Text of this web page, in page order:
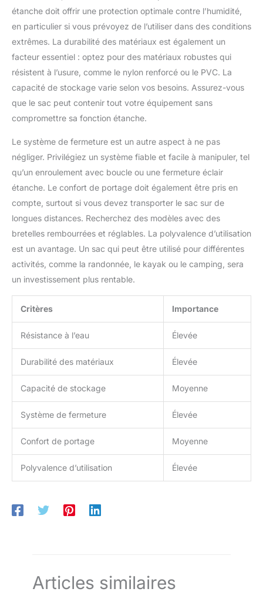
complète. Lorsqu'il n'est
pas utilisé, le sac peut
être facilement plié dans
une taille compacte, ce
qui le rend facile à
transporter. En outre, sa
nettoyage facile.
Multifonction : le sac
étanche peut flotter sur
roulé et attaché, vous
pouvez facilement garder
vos portefeuilles, clés,
chaussures,
couvertures, sac de
couchage, sac à dos,
etc. Parfait pour la
plongée, le kayak, la
navigation, la voile, le
canoë, le surf, la pêche,
le rafting, la randonnée,
de plage, etc. Un
excellent cadeau de
vacances pour la famille
sac de rangement pour
vêtements, livres, collations,
portefeuilles, documents,
montres, bijoux, etc. C'est le
premier choix pour les voyages
étanche doit offrir une protection optimale contre l’humidité,
en particulier si vous prévoyez de l’utiliser dans des conditions
extrêmes. La durabilité des matériaux est également un
facteur essentiel : optez pour des matériaux robustes qui
résistent à l’usure, comme le nylon renforcé ou le PVC. La
capacité de stockage varie selon vos besoins. Assurez-vous
que le sac peut contenir tout votre équipement sans
compromettre sa fonction étanche.
Le système de fermeture est un autre aspect à ne pas
négliger. Privilégiez un système fiable et facile à manipuler, tel
qu’un enroulement avec boucle ou une fermeture éclair
étanche. Le confort de portage doit également être pris en
compte, surtout si vous devez transporter le sac sur de
longues distances. Recherchez des modèles avec des
bretelles rembourrées et réglables. La polyvalence d’utilisation
est un avantage. Un sac qui peut être utilisé pour différentes
activités, comme la randonnée, le kayak ou le camping, sera
un investissement plus rentable.
Critères Importance
Résistance à l’eau Élevée
Durabilité des matériaux Élevée
Capacité de stockage Moyenne
Système de fermeture Élevée
Confort de portage Moyenne
Polyvalence d’utilisation Élevée
Articles similaires